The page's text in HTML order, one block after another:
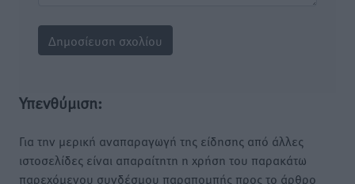
Υπενθύμιση:
Για την μερική αναπαραγωγή της είδησης από άλλες
ιστοσελίδες είναι απαραίτητη η χρήση του παρακάτω
παρεχόμενου συνδέσμου παραπομπής προς το άρθρο